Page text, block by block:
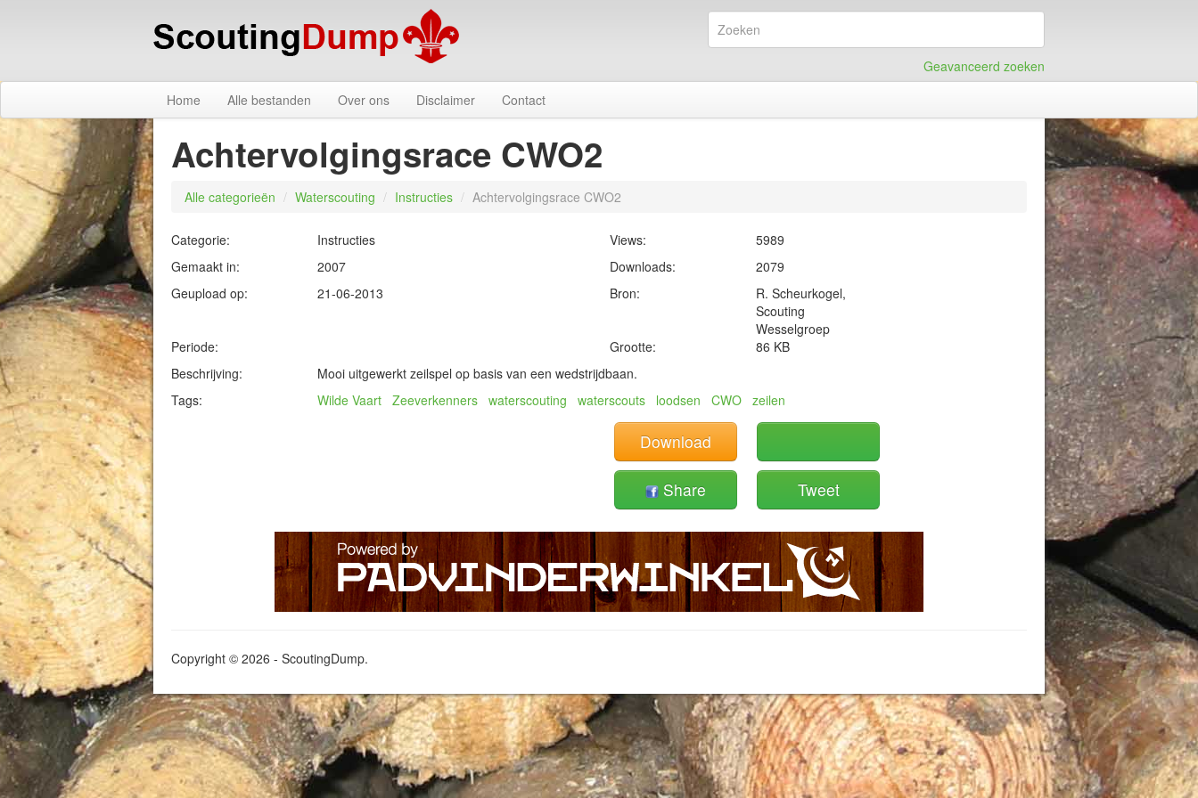
Geavanceerd zoeken
Home
Alle bestanden Over ons Disclaimer Contact
Achtervolgingsrace CWO2
Alle categorieën / Waterscouting / Instructies / Achtervolgingsrace CWO2
Categorie: Instructies Views:
5989
Gemaakt in:
2007 Downloads:
2079
Geupload op:
21-06-2013 Bron:
R. Scheurkogel,
Scouting
Wesselgroep
Periode:
Grootte:
86 KB
Beschrijving:
Mooi uitgewerkt zeilspel op basis van een wedstrijdbaan.
Tags:
Wilde Vaart Zeeverkenners waterscouting waterscouts loodsen CWO zeilen
Download
Share Tweet
Copyright © 2026 - ScoutingDump.